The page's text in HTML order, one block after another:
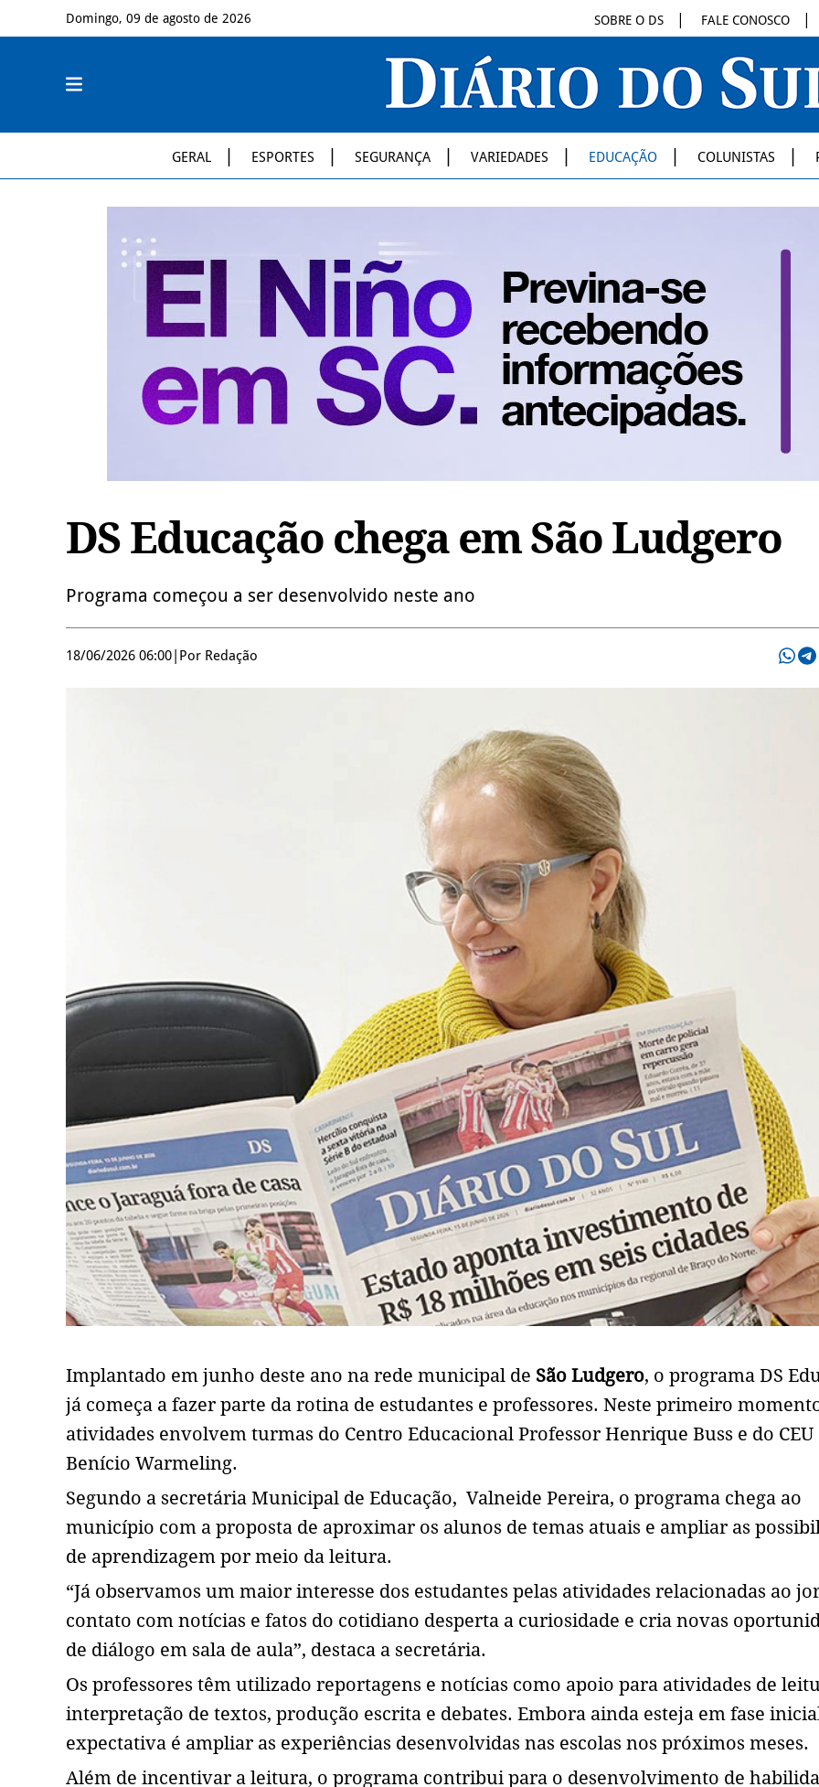
Domingo, 09 de agosto de 2026 SOBRE O DS FALE CONOSCO
GERAL ESPORTES SEGURANÇA VARIEDADES EDUCAÇÃO COLUNISTAS
DS Educação chega em São Ludgero
Programa começou a ser desenvolvido neste ano
18/06/2026 06:00 Por Redação
Implantado em junho deste ano na rede municipal de São Ludgero, o programa DS
já começa a fazer parte da rotina de estudantes e professores. Neste primeiro
atividades envolvem turmas do Centro Educacional Professor Henrique Buss e do CEU
Benício Warmeling.
Segundo a secretária Municipal de Educação, Valneide Pereira, o programa chega ao
município com a proposta de aproximar os alunos de temas atuais e ampliar as
de aprendizagem por meio da leitura.
“Já observamos um maior interesse dos estudantes pelas atividades relacionadas ao
contato com notícias e fatos do cotidiano desperta a curiosidade e cria novas
de diálogo em sala de aula”, destaca a secretária.
Os professores têm utilizado reportagens e notícias como apoio para atividades de
interpretação de textos, produção escrita e debates. Embora ainda esteja em fase
expectativa é ampliar as experiências desenvolvidas nas escolas nos próximos meses.
Além de incentivar a leitura, o programa contribui para o desenvolvimento de